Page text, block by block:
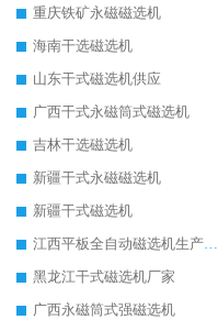
重庆铁矿永磁磁选机
海南干选磁选机
山东干式磁选机供应
广西干式永磁筒式磁选机
吉林干选磁选机
新疆干式永磁磁选机
新疆干式磁选机
江西平板全自动磁选机生产厂家
黑龙江干式磁选机厂家
广西永磁筒式强磁选机